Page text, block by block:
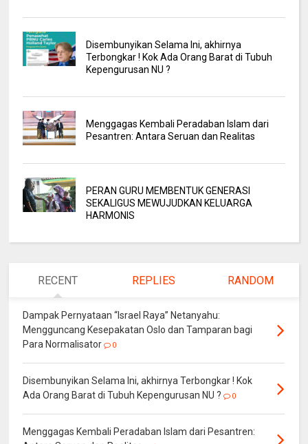
Disembunyikan Selama Ini, akhirnya
Terbongkar ! Kok Ada Orang Barat di Tubuh
Kepengurusan NU ?
Menggagas Kembali Peradaban Islam dari
Pesantren: Antara Seruan dan Realitas
PERAN GURU MEMBENTUK GENERASI
SEKALIGUS MEWUJUDKAN KELUARGA
HARMONIS
RECENT REPLIES RANDOM
Dampak Pernyataan “Israel Raya” Netanyahu:
Mengguncang Kesepakatan Oslo dan Tamparan bagi
Para Normalisator
0
Disembunyikan Selama Ini, akhirnya Terbongkar ! Kok
Ada Orang Barat di Tubuh Kepengurusan NU ?
0
Menggagas Kembali Peradaban Islam dari Pesantren: